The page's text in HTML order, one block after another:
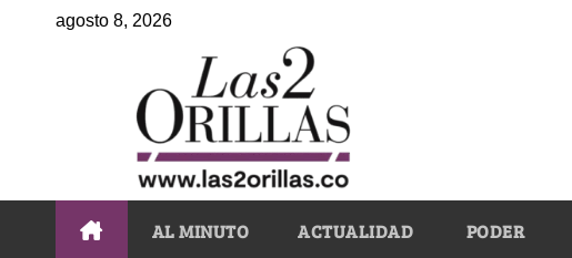
agosto 8, 2026
AL MINUTO ACTUALIDAD PODER